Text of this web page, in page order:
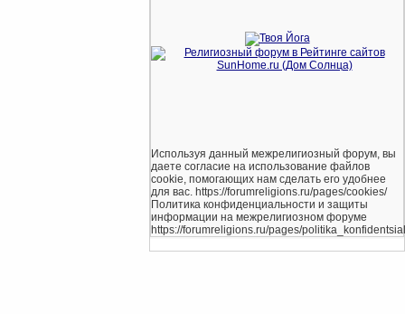
Используя данный межрелигиозный форум, вы
даете согласие на использование файлов
cookie, помогающих нам сделать его удобнее
для вас. https://forumreligions.ru/pages/cookies/
Политика конфиденциальности и защиты
информации на межрелигиозном форуме
https://forumreligions.ru/pages/